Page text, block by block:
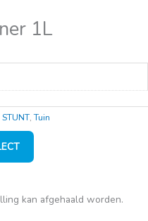
1L
STUNT,Tuin
kan afgehaald worden.